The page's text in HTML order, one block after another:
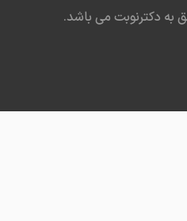
دکترنوبت می باشد.